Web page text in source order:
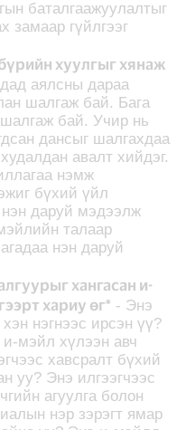
баталгаажуулалтыг
замаар гүйлгээг
хуулгыг хянаж
аялсны дараа
шалгаж бай. Бага
шалгаж бай. Учир нь
дансыг шалгахдаа
авалт хийдэг.
нэмж
бүхий үйл
даруй мэдээлж
талаар
нэн даруй
хангасан и-
хариу өг* - Энэ
нэгнээс ирсэн үү?
и-мэйл хүлээн авч
хавсралт бүхий
уу? Энэ илгээгчээс
агуулга болон
нэр зэрэгт ямар